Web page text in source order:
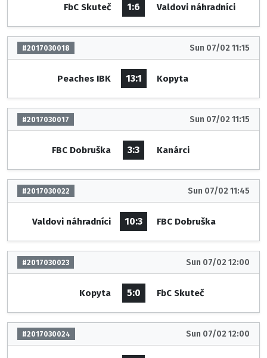
FbC Skuteč 1:6 Valdovi náhradníci
#2017030018 Sun 07/02 11:15
Peaches IBK 13:1 Kopyta
#2017030017 Sun 07/02 11:15
FBC Dobruška 3:3 Kanárci
#2017030022 Sun 07/02 11:45
Valdovi náhradníci 10:3 FBC Dobruška
#2017030023 Sun 07/02 12:00
Kopyta 5:0 FbC Skuteč
#2017030024 Sun 07/02 12:00